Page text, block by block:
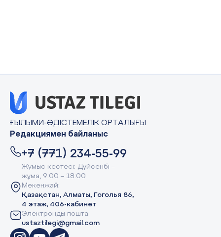
ҒЫЛЫМИ-ӘДІСТЕМЕЛІК ОРТАЛЫҒЫ
Редакциямен байланыс
+7 (771) 234-55-99
Жұмыс кестесі: Дүйсенбі –
жұма, 9:00 – 18:00
Мекенжай:
Қазақстан, Алматы, Гоголья 86,
4 этаж, 406-кабинет
Электронды пошта
ustaztilegi@gmail.com